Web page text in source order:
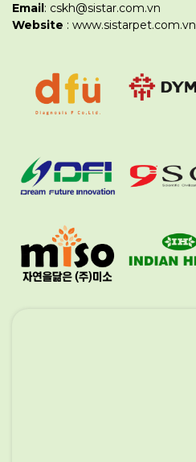
Email: cskh@sistar.com.vn
Website : www.sistarpet.com.vn